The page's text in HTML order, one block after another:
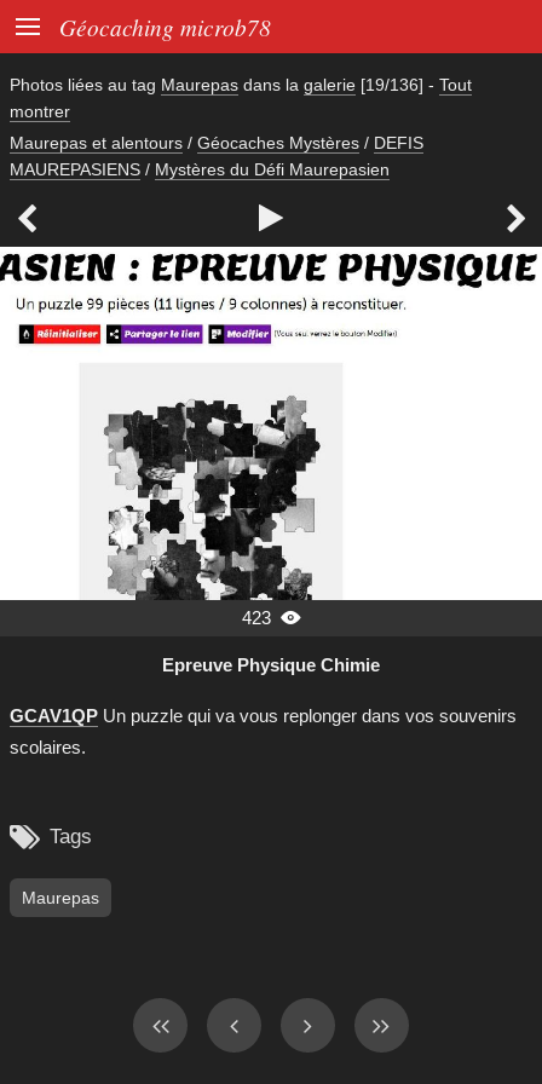
 Géocaching microb78
Photos liées au tag Maurepas dans la galerie [19/136] - Tout
montrer
Maurepas et alentours / Géocaches Mystères / DEFIS
MAUREPASIENS / Mystères du Défi Maurepasien
  
423 
Epreuve Physique Chimie
GCAV1QP Un puzzle qui va vous replonger dans vos souvenirs
scolaires.
 Tags
Maurepas